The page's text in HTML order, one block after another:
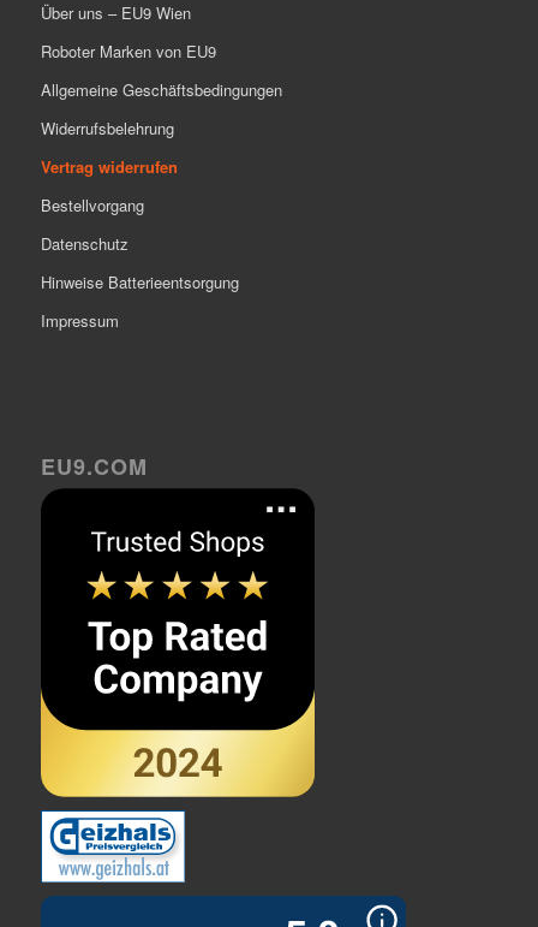
Über uns – EU9 Wien
Roboter Marken von EU9
Allgemeine Geschäftsbedingungen
Widerrufsbelehrung
Vertrag widerrufen
Bestellvorgang
Datenschutz
Hinweise Batterieentsorgung
Impressum
EU9.COM